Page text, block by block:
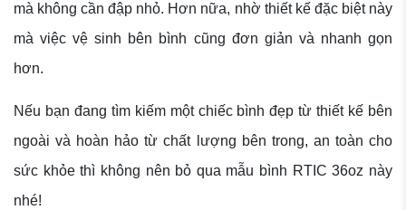
mà không cần đập nhỏ. Hơn nữa, nhờ thiết kế đặc biệt này
mà việc vệ sinh bên bình cũng đơn giản và nhanh gọn
hơn.
Nếu bạn đang tìm kiếm một chiếc bình đẹp từ thiết kế bên
ngoài và hoàn hảo từ chất lượng bên trong, an toàn cho
sức khỏe thì không nên bỏ qua mẫu bình RTIC 36oz này
nhé!